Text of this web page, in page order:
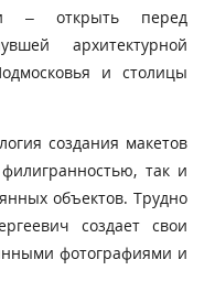
– открыть перед
архитектурной
и столицы
создания макетов
так и
объектов. Трудно
создает свои
фотографиями и